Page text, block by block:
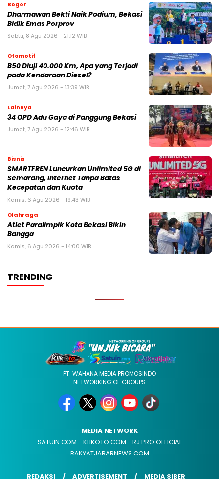
Bogor
Dharmawan Bekti Naik Podium, Bekasi
Bidik Emas Porprov
Sabtu, 8 Agu 2026 - 21:12 WIB
Otomotif
B50 Diuji 40.000 Km, Apa yang Terjadi
pada Kendaraan Diesel?
Jumat, 7 Agu 2026 - 13:39 WIB
Lainnya
34 OPD Adu Gaya di Panggung Bekasi
Jumat, 7 Agu 2026 - 12:46 WIB
Bisnis
SMARTFREN Luncurkan Unlimited 5G di
Semarang, Internet Tanpa Batas
Kecepatan dan Kuota
Kamis, 6 Agu 2026 - 19:43 WIB
Olahraga
Atlet Paralimpik Kota Bekasi Bikin
Bangga
Kamis, 6 Agu 2026 - 14:00 WIB
TRENDING
PT. WAHANA MEDIA PROMOSINDO
NETWORKING OF GROUPS
MEDIA NETWORK
SATUIN.COM
KLIKOTO.COM
RJ PRO OFFICIAL
RAKYATJABARNEWS.COM
REDAKSI ADVERTISEMENT MEDIA SIBER